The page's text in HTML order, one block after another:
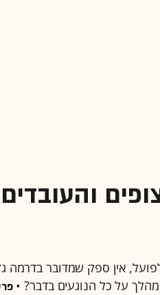
רשת-ערוץ 10: הצופים
בין רשת לערוץ 10 אכן יצא לפועל, אין
על כל הנוגעים בדבר? •